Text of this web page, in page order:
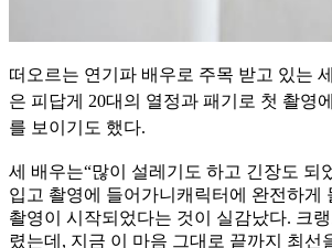
떠오르는 연기파 배우로 주목 받고 있는
은 피답게 20대의 열정과 패기로 첫 촬영
를 보이기도 했다.
세 배우는“많이 설레기도 하고 긴장도 되
입고 촬영에 들어가니캐릭터에 완전하게
촬영이 시작되었다는 것이 실감났다. 크
렸는데, 지금 이 마음 그대로 끝까지 최선